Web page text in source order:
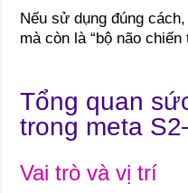
Nếu sử dụng đúng
mà còn là “bộ não chiến
Tổng quan
trong meta
Vai trò và vị trí